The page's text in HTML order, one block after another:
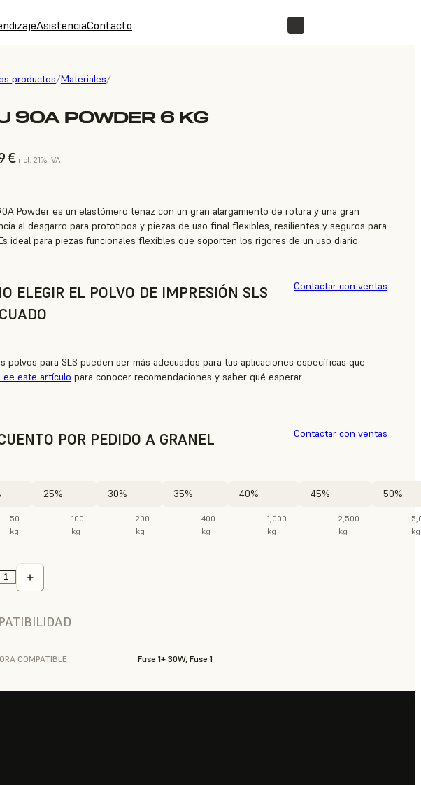
AsistenciaContacto
productos/Materiales/
90A POWDER 6 KG
€incl. 21% IVA
Powder es un elastómero tenaz con un gran alargamiento de rotura y una gran
al desgarro para prototipos y piezas de uso final flexibles, resilientes y seguros para
ideal para piezas funcionales flexibles que soporten los rigores de un uso diario.
ELEGIR EL POLVO DE IMPRESIÓN SLS
polvos para SLS pueden ser más adecuados para tus aplicaciones específicas que
este artículo para conocer recomendaciones y saber qué esperar.
Contactar con ventas
POR PEDIDO A GRANEL
50
kg
25%
100
kg
30%
200
kg
35%
400
kg
40%
1,000
kg
45%
2,500
kg
50%
kg
Contactar con ventas
COMPATIBLE Fuse 1+ 30W, Fuse 1